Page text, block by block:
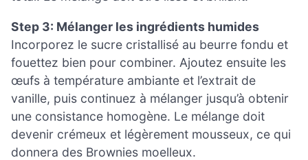
Step 3: Mélanger les ingrédients humides
Incorporez le sucre cristallisé au beurre fondu et
fouettez bien pour combiner. Ajoutez ensuite les
œufs à température ambiante et l’extrait de
vanille, puis continuez à mélanger jusqu’à obtenir
une consistance homogène. Le mélange doit
devenir crémeux et légèrement mousseux, ce qui
donnera des Brownies moelleux.